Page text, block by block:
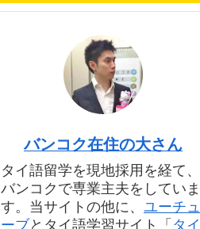
バンコク在住の大さん
タイ語留学を現地採用を経て、
バンコクで専業主夫をしていま
す。当サイトの他に、 ユーチュ
ーブ とタイ語学習サイト「 タイ